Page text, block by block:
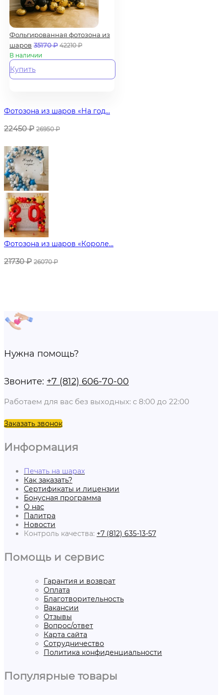
Фольгированная фотозона из
шаров 35170₽ 42210₽
В наличии
Купить
Фотозона из шаров «На год...
22450₽ 26950₽
Фотозона из шаров «Короле...
21730₽ 26070₽
Нужна помощь?
Звоните: +7 (812) 606-70-00
Работаем для вас без выходных: с 8:00 до 22:00
Заказать звонок
Информация
Печать на шарах
Как заказать?
Сертификаты и лицензии
Бонусная программа
О нас
Палитра
Новости
Контроль качества: +7 (812) 635-13-57
Помощь и сервис
Гарантия и возврат
Оплата
Благотворительность
Вакансии
Отзывы
Вопрос/ответ
Карта сайта
Сотрудничество
Политика конфиденциальности
Популярные товары